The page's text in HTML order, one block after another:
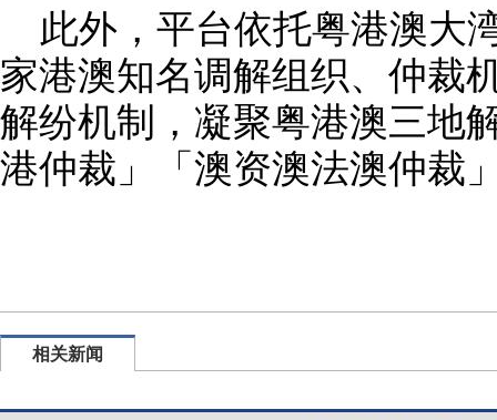
此外，平台依托粤港澳大
家港澳知名调解组织、仲裁
解纷机制，凝聚粤港澳三地
港仲裁」「澳资澳法澳仲裁
相关新闻